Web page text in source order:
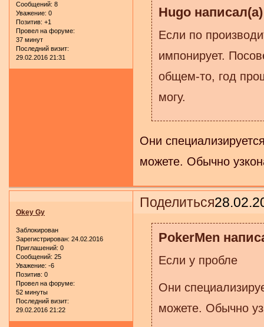
Сообщений: 8
Уважение: 0
Позитив: +1
Провел на форуме:
37 минут
Последний визит:
29.02.2016 21:31
Hugo
Если по
импонирует.
общем-то, год
могу.
Они
можете. Обычно
Поделиться
Okey Gy
Заблокирован
Зарегистрирован: 24.02.2016
Приглашений: 0
Сообщений: 25
Уважение: -6
Позитив: 0
Провел на форуме:
52 минуты
Последний визит:
29.02.2016 21:22
PokerMen
Если у пробле
Они
можете. Обычно